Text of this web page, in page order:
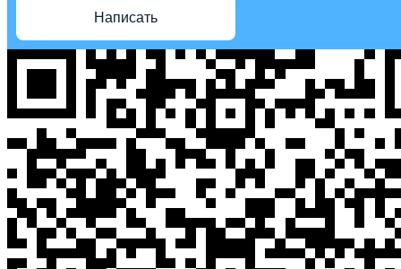
Написать